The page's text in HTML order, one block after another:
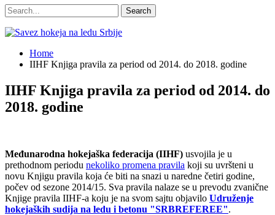
Home
IIHF Knjiga pravila za period od 2014. do 2018. godine
IIHF Knjiga pravila za period od 2014. do
2018. godine
Međunarodna hokejaška federacija (IIHF) usvojila je u
prethodnom periodu nekoliko promena pravila koji su uvršteni u
novu Knjigu pravila koja će biti na snazi u naredne četiri godine,
počev od sezone 2014/15. Sva pravila nalaze se u prevodu zvanične
Knjige pravila IIHF-a koju je na svom sajtu objavilo Udruženje
hokejaških sudija na ledu i betonu "SRBREFEREE".